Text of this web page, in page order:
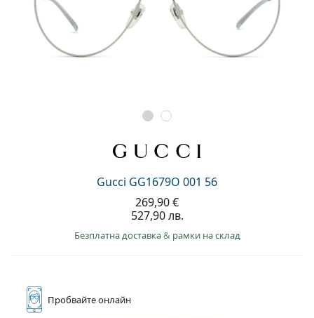
Gucci GG1679O 001 56
269,90 €
527,90 лв.
Безплатна доставка& рамки на склад
Пробвайтеонлайн